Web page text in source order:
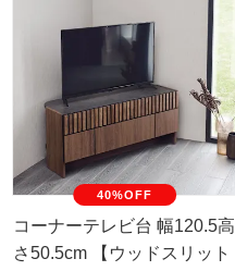
40%OFF
コーナーテレビ台 幅120.5高
さ50.5cm 【ウッドスリット